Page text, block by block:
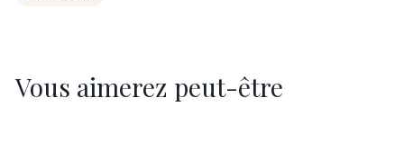
Vous aimerez peut-être